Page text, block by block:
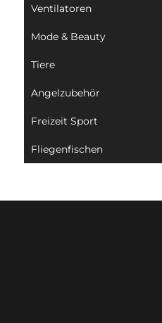
Ventilatoren
Mode & Beauty
Tiere
Angelzubehör
Freizeit Sport
Fliegenfischen